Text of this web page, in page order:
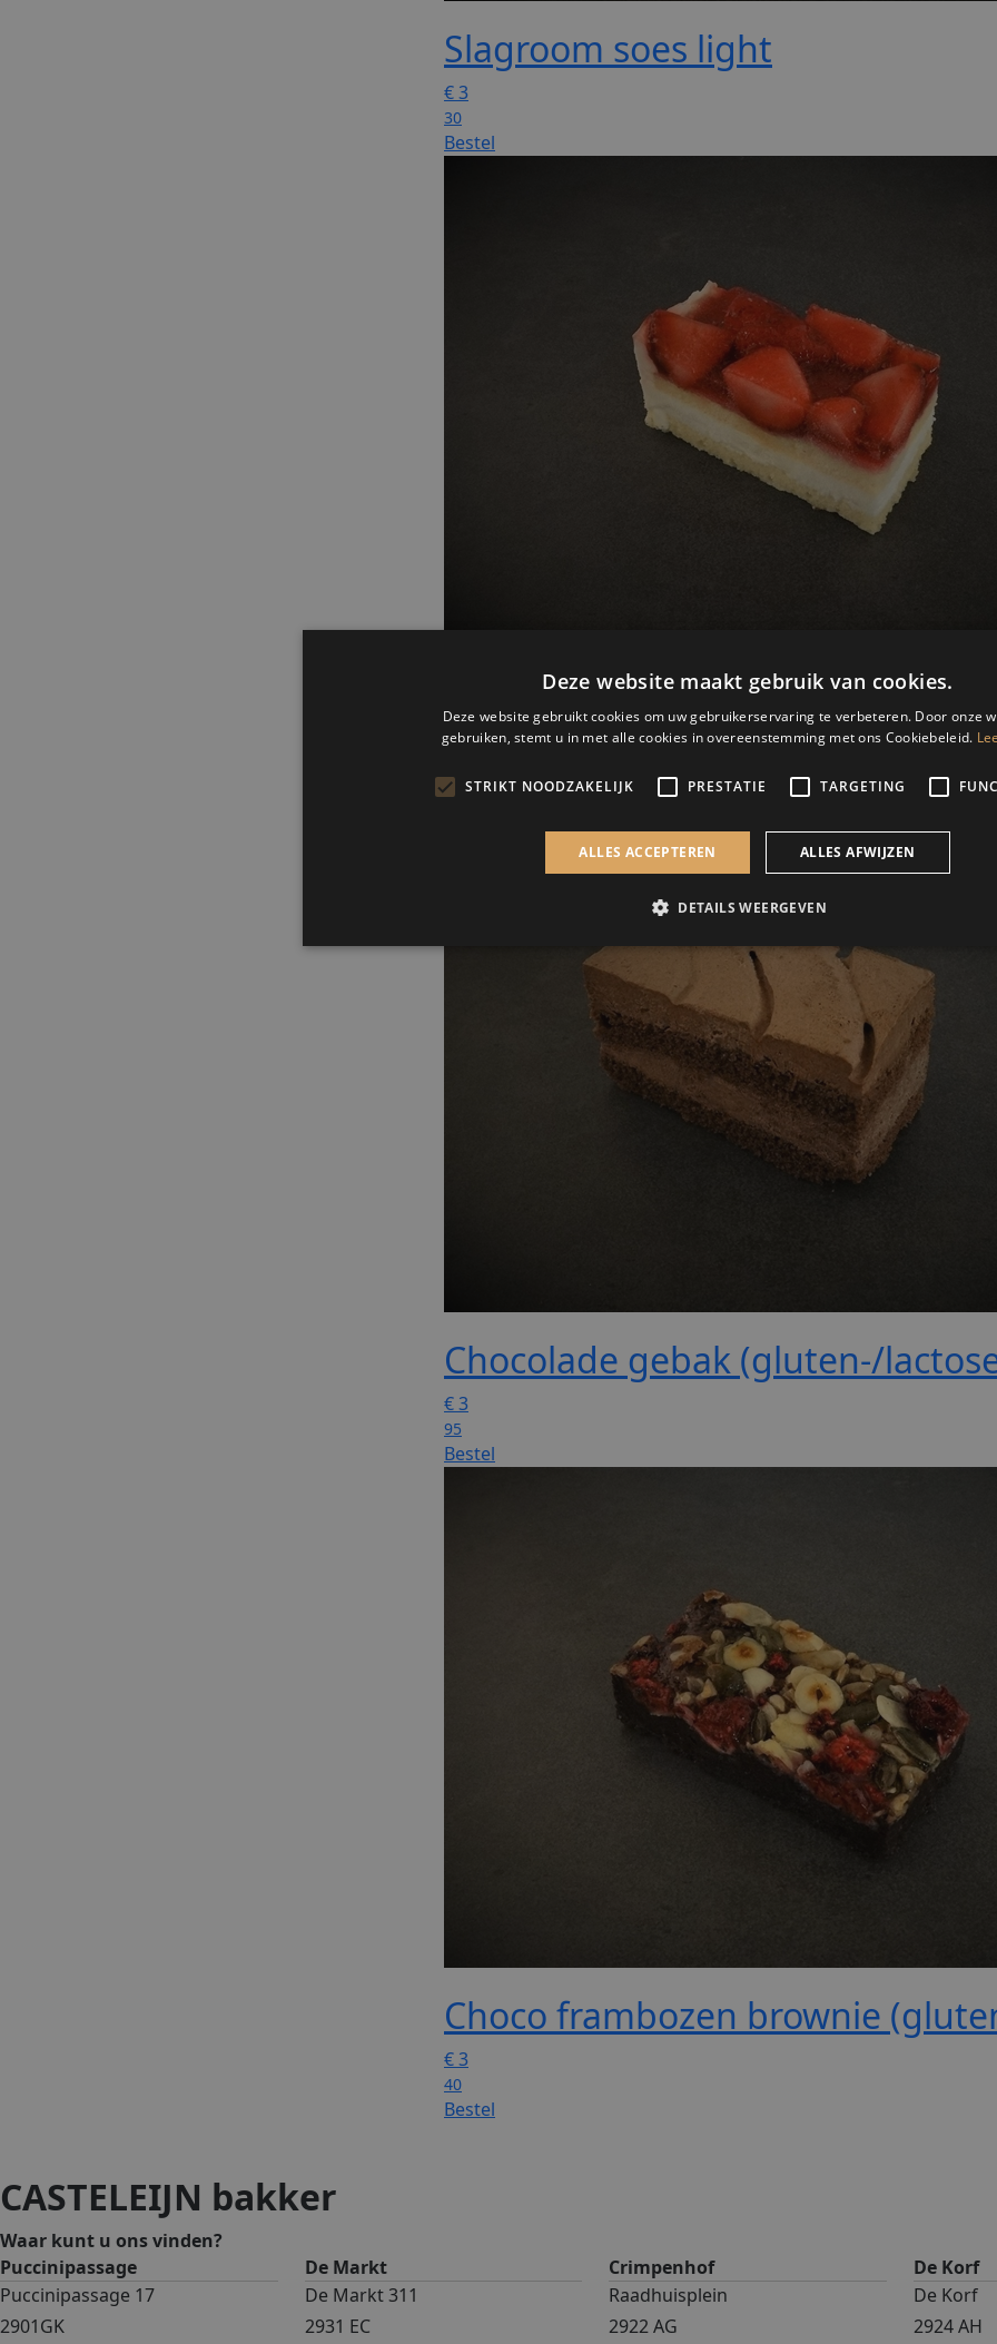
Slagroom soes light
€3
30
Bestel
Aardbei gebak (gluten-/
€3
95
Bestel
Chocolade gebak (gluten-/
€3
95
Bestel
Choco frambozen brownie
€3
40
Bestel
CASTELEIJN bakker
Waar kunt u ons vinden?
Puccinipassage
Puccinipassage 17
2901GK
De Markt
De Markt 311
2931 EC
Crimpenhof
Raadhuisplein
2922 AG
De Korf
De Korf
2924 AH